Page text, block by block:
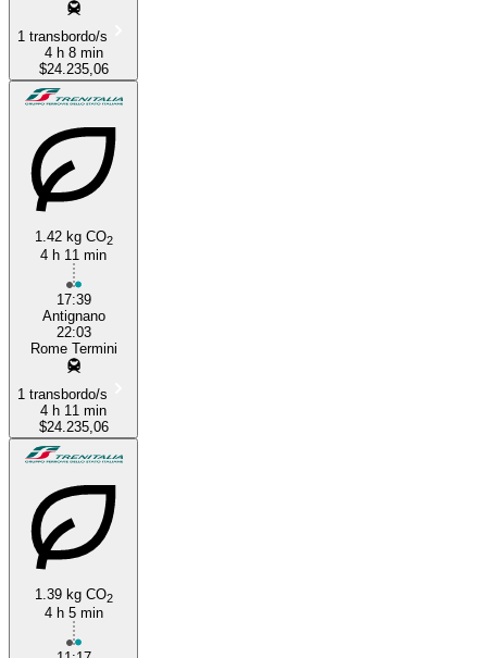
1 transbordo/s
4 h 8 min
$24.235,06
1.42 kg CO2
4 h 11 min
17:39
Antignano
22:03
Rome Termini
1 transbordo/s
4 h 11 min
$24.235,06
1.39 kg CO2
4 h 5 min